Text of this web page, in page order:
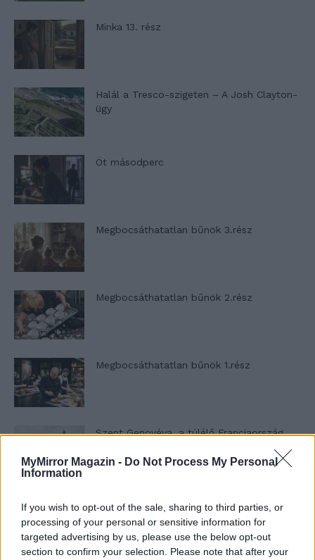
MyMirror Magazin - Do Not Process My Personal
Information
If you wish to opt-out of the sale, sharing to third parties, or
processing of your personal or sensitive information for
targeted advertising by us, please use the below opt-out
section to confirm your selection. Please note that after your
Minka 13. rész
Halál a Tresco-szigeten – A Josh Clayton-
ügy
Öt másodperc
Megbocsáthatatlan bűnök 3.rész
Megbocsáthatatlan bűnök 2.rész
Megbocsáthatatlan bűnök 1.rész
Szent Genovéva, a túlélő Franciaország